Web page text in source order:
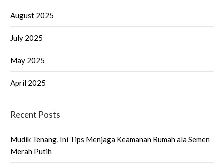
August 2025
July 2025
May 2025
April 2025
Recent Posts
Mudik Tenang, Ini Tips Menjaga Keamanan Rumah ala Semen
Merah Putih